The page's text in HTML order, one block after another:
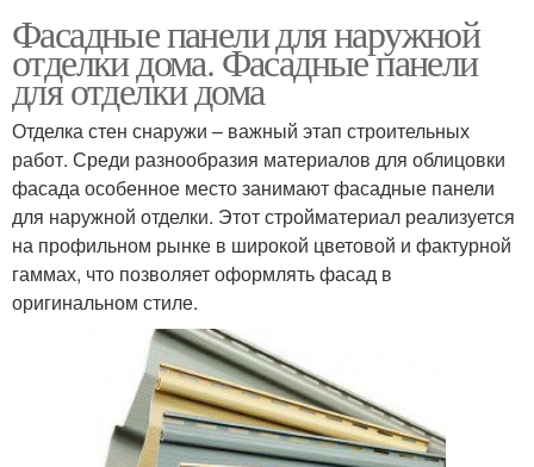
Фасадные панели для наружной
отделки дома. Фасадные панели
для отделки дома
Отделка стен снаружи – важный этап строительных
работ. Среди разнообразия материалов для облицовки
фасада особенное место занимают фасадные панели
для наружной отделки. Этот стройматериал реализуется
на профильном рынке в широкой цветовой и фактурной
гаммах, что позволяет оформлять фасад в
оригинальном стиле.